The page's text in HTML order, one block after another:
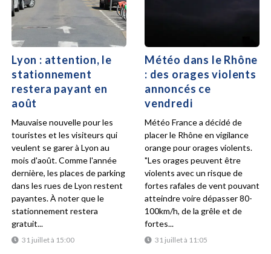
Lyon : attention, le
stationnement
restera payant en
août
31 juillet à 15:00
Mauvaise nouvelle pour les
touristes et les visiteurs qui
veulent se garer à Lyon au
mois d'août. Comme l'année
dernière, les places de parking
dans les rues de Lyon restent
payantes. À noter que le
stationnement restera
gratuit...
Météo dans le Rhône
: des orages violents
annoncés ce
vendredi
31 juillet à 11:05
Météo France a décidé de
placer le Rhône en vigilance
orange pour orages violents.
"Les orages peuvent être
violents avec un risque de
fortes rafales de vent pouvant
atteindre voire dépasser 80-
100km/h, de la grêle et de
fortes...